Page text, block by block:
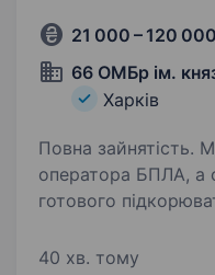
21 000 – 120
66 ОМБр ім.
Харків
Повна зайнятість. Ми шукаємо не просто
оператора БПЛА, а
готового
ефективність у
40 хв. тому